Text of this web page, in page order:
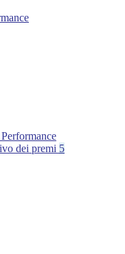
dei premi 5